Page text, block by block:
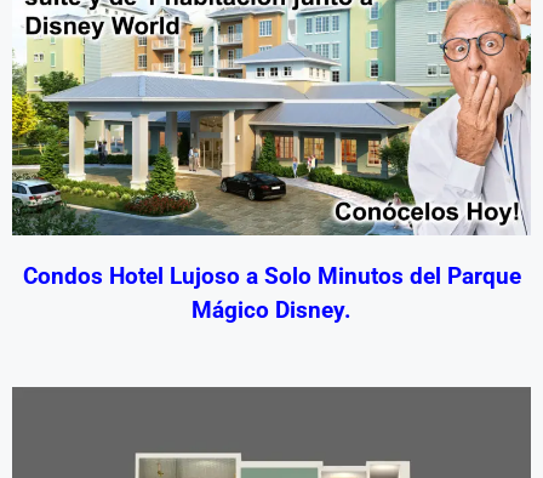
Condos Hotel Lujoso a Solo Minutos del Parque
Mágico Disney.